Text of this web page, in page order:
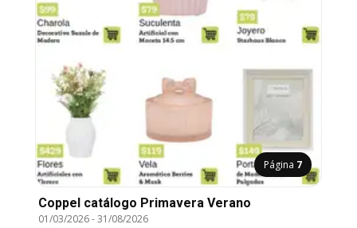
Página 7
Coppel catálogo Primavera Verano
01/03/2026-31/08/2026